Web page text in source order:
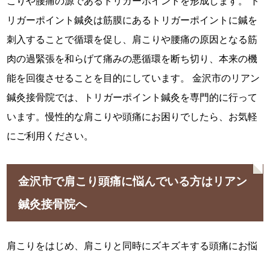
リガーポイント鍼灸は筋膜にあるトリガーポイントに鍼を
刺入することで循環を促し、肩こりや腰痛の原因となる筋
肉の過緊張を和らげて痛みの悪循環を断ち切り、本来の機
能を回復させることを目的にしています。 金沢市のリアン
鍼灸接骨院では、トリガーポイント鍼灸を専門的に行って
います。慢性的な肩こりや頭痛にお困りでしたら、お気軽
にご利用ください。
金沢市で肩こり頭痛に悩んでいる方はリアン
鍼灸接骨院へ
肩こりをはじめ、肩こりと同時にズキズキする頭痛にお悩